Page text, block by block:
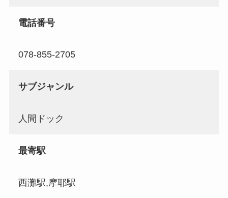
電話番号
078-855-2705
サブジャンル
人間ドック
最寄駅
西灘駅,摩耶駅